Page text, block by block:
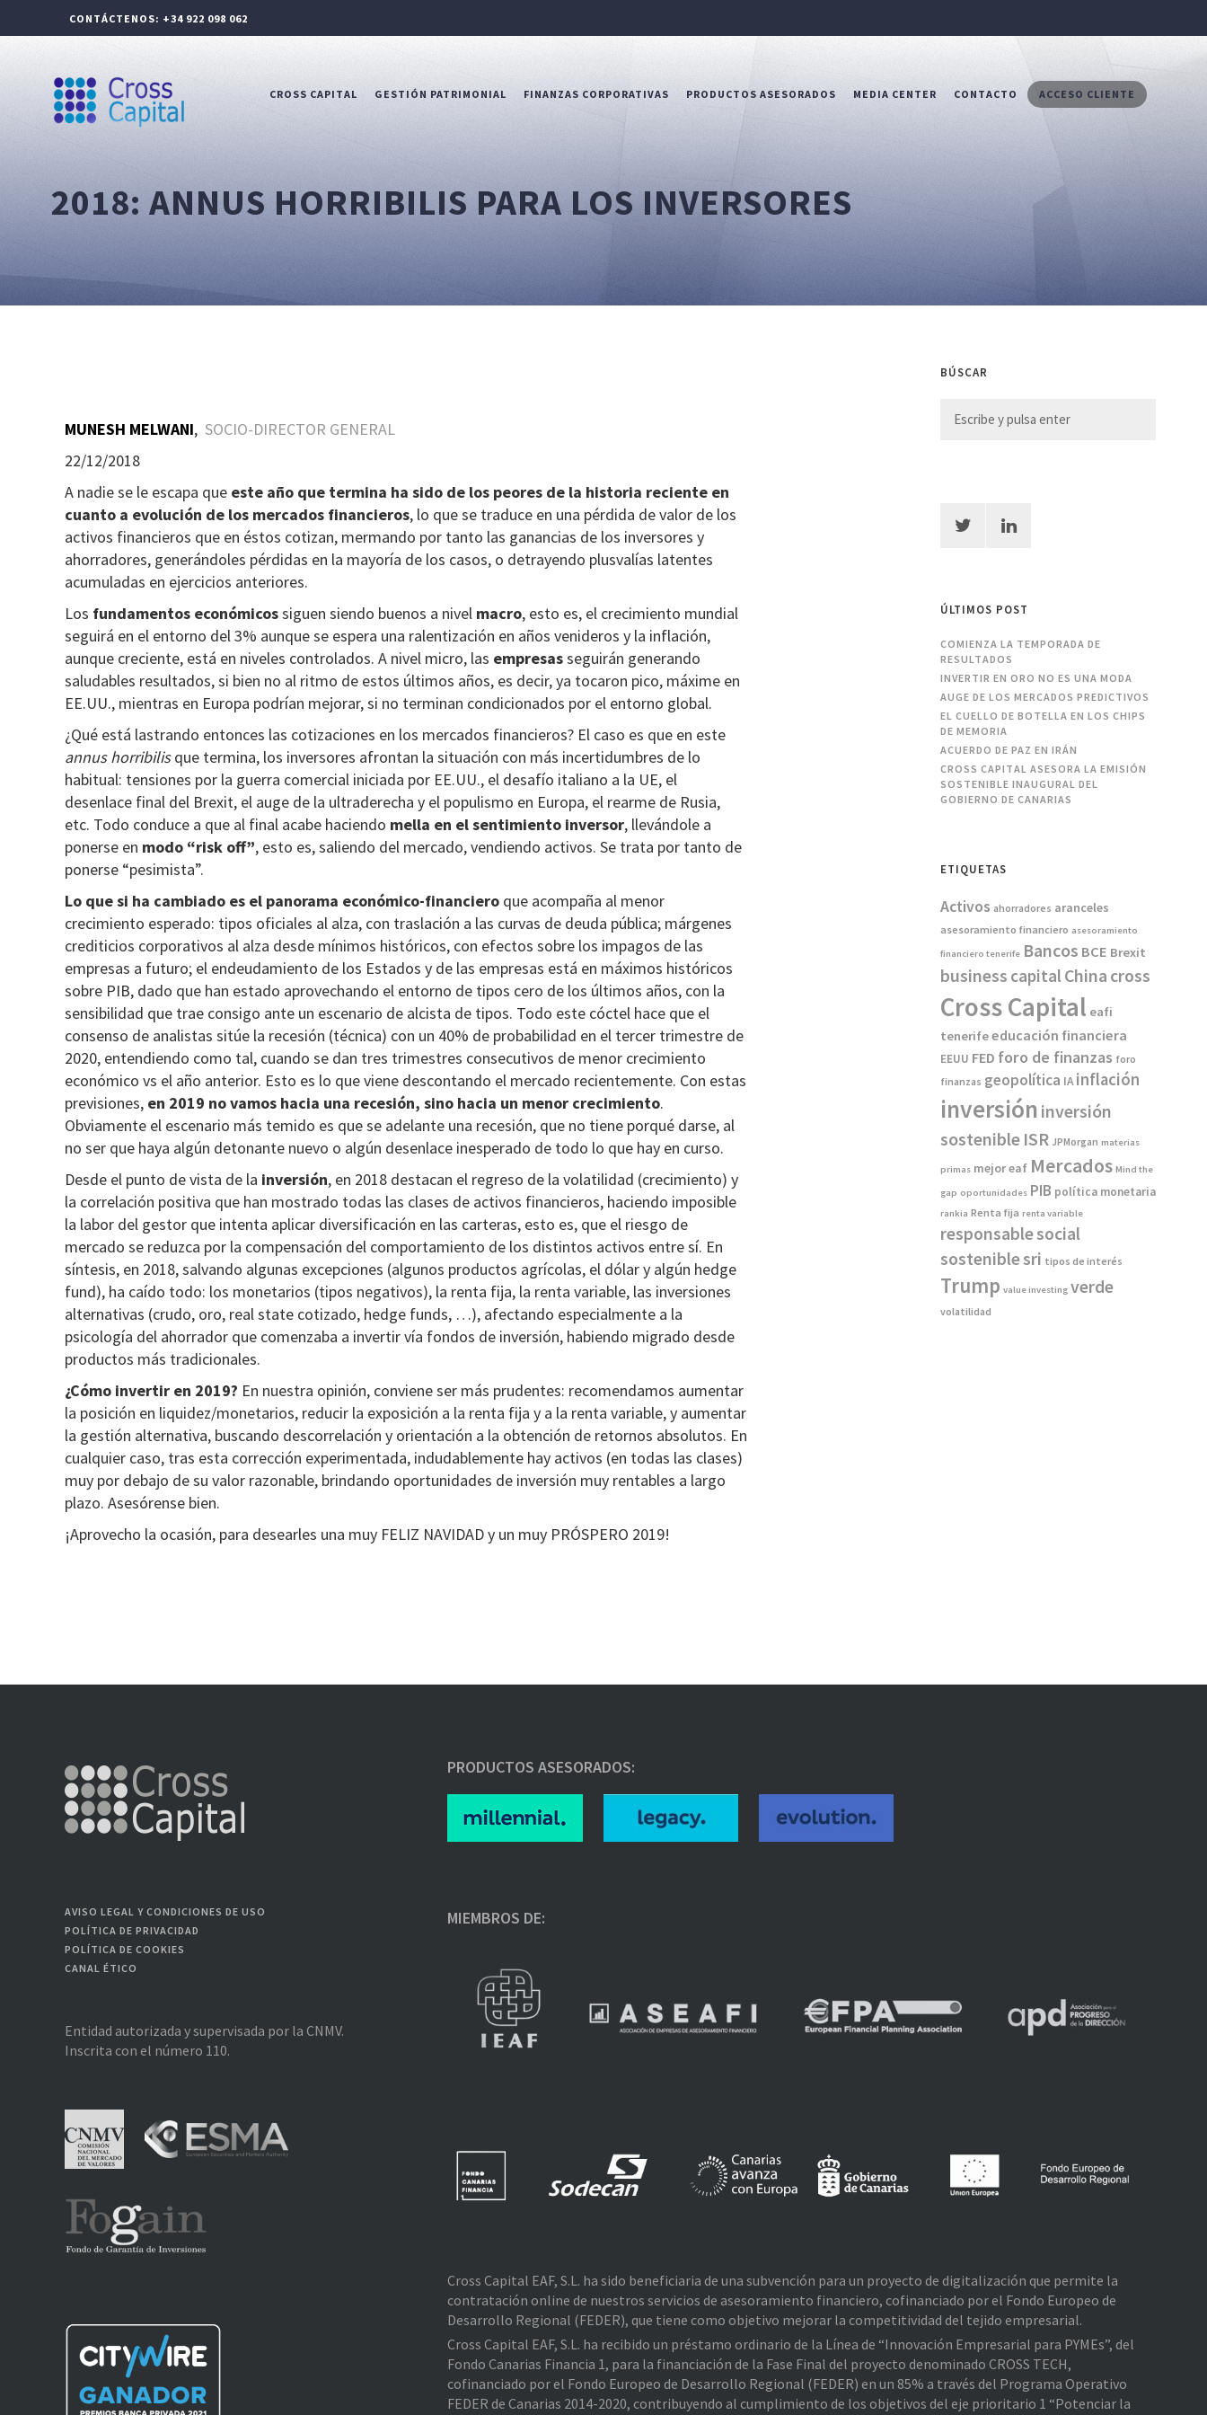
CONTÁCTENOS: +34 922 098 062
CROSS CAPITAL GESTIÓN PATRIMONIAL FINANZAS CORPORATIVAS PRODUCTOS ASESORADOS MEDIA CENTER CONTACTO ACCESO CLIENTE
2018: ANNUS HORRIBILIS PARA LOS INVERSORES
MUNESH MELWANI, SOCIO-DIRECTOR GENERAL
22/12/2018
A nadie se le escapa que este año que termina ha sido de los peores de la historia reciente en
cuanto a evolución de los mercados financieros, lo que se traduce en una pérdida de valor de los
activos financieros que en éstos cotizan, mermando por tanto las ganancias de los inversores y
ahorradores, generándoles pérdidas en la mayoría de los casos, o detrayendo plusvalías latentes
acumuladas en ejercicios anteriores.
Los fundamentos económicossiguen siendo buenos a nivel macro, esto es, el crecimiento mundial
seguirá en el entorno del 3% aunque se espera una ralentización en años venideros y la inflación,
aunque creciente, está en niveles controlados. A nivel micro, las empresasseguirán generando
saludables resultados, si bien no al ritmo de estos últimos años, es decir, ya tocaron pico, máxime en
EE.UU., mientras en Europa podrían mejorar, si no terminan condicionados por el entorno global.
¿Qué está lastrando entonces las cotizaciones en los mercados financieros? El caso es que en este
annus horribilisque termina, los inversores afrontan la situación con más incertidumbres de lo
habitual: tensiones por la guerra comercial iniciada por EE.UU., el desafío italiano a la UE, el
desenlace final del Brexit, el auge de la ultraderecha y el populismo en Europa, el rearme de Rusia,
etc. Todo conduce a que al final acabe haciendo mella en el sentimiento inversor, llevándole a
ponerse en modo “risk off”, esto es, saliendo del mercado, vendiendo activos. Se trata por tanto de
ponerse “pesimista”.
Lo quesi ha cambiado es el panorama económico-financiero que acompaña al menor
crecimiento esperado: tipos oficiales al alza, con traslación a las curvas de deuda pública; márgenes
crediticios corporativos al alza desde mínimos históricos, con efectos sobre los impagos de las
empresas a futuro; el endeudamiento de los Estados y de las empresas está en máximos históricos
sobre PIB, dado que han estado aprovechando el entorno de tipos cero de los últimos años, con la
sensibilidad que trae consigo ante un escenario de alcista de tipos. Todo este cóctel hace que el
consenso de analistas sitúe la recesión (técnica) con un 40% de probabilidad en el tercer trimestre de
2020, entendiendo como tal, cuando se dan tres trimestres consecutivos de menor crecimiento
económico vs el año anterior. Esto es lo que viene descontando el mercado recientemente. Con estas
previsiones, en 2019 no vamos hacia una recesión, sino hacia un menor crecimiento.
Obviamente el escenario más temido es que se adelante una recesión, que no tiene porqué darse, al
no ser que haya algún detonante nuevo o algún desenlace inesperado de todo lo que hay en curso.
Desde el punto de vista de la inversión, en 2018 destacan el regreso de la volatilidad (crecimiento) y
la correlación positiva que han mostrado todas las clases de activos financieros, haciendo imposible
la labor del gestor que intenta aplicar diversificación en las carteras, esto es, que el riesgo de
mercado se reduzca por la compensación del comportamiento de los distintos activos entre sí. En
síntesis, en 2018, salvando algunas excepciones (algunos productos agrícolas, el dólar y algún hedge
fund), ha caído todo: los monetarios (tipos negativos), la renta fija, la renta variable, las inversiones
alternativas (crudo, oro, real state cotizado, hedge funds, …), afectando especialmente a la
psicología del ahorrador que comenzaba a invertir vía fondos de inversión, habiendo migrado desde
productos más tradicionales.
¿Cómo invertir en 2019? En nuestra opinión, conviene ser más prudentes: recomendamos aumentar
la posición en liquidez/monetarios, reducir la exposición a la renta fija y a la renta variable, y aumentar
la gestión alternativa, buscando descorrelación y orientación a la obtención de retornos absolutos. En
cualquier caso, tras esta corrección experimentada, indudablemente hay activos (en todas las clases)
muy por debajo de su valor razonable, brindando oportunidades de inversión muy rentables a largo
plazo. Asesórense bien.
¡Aprovecho la ocasión, para desearles una muy FELIZ NAVIDAD y un muy PRÓSPERO 2019!
BÚSCAR
ÚLTIMOS POST
COMIENZA LA TEMPORADA DE
RESULTADOS
INVERTIR EN ORO NO ES UNA MODA
AUGE DE LOS MERCADOS PREDICTIVOS
EL CUELLO DE BOTELLA EN LOS CHIPS
DE MEMORIA
ACUERDO DE PAZ EN IRÁN
CROSS CAPITAL ASESORA LA EMISIÓN
SOSTENIBLE INAUGURAL DEL
GOBIERNO DE CANARIAS
ETIQUETAS
Activos ahorradores aranceles
asesoramiento financiero asesoramiento
financiero tenerife Bancos BCE Brexit
business capitalChina cross
Cross Capital eafi
tenerifeeducación financiera
EEUU FED foro de finanzas foro
finanzas geopolítica IA inflación
inversión inversión
sostenible ISR JPMorgan materias
primas mejor eaf Mercados Mind the
gap oportunidades PIB política monetaria
rankia Renta fija renta variable
responsablesocial
sosteniblesri tipos de interés
Trump value investing verde
volatilidad
AVISO LEGAL Y CONDICIONES DE USO
POLÍTICA DE PRIVACIDAD
POLÍTICA DE COOKIES
CANAL ÉTICO
Entidad autorizada y supervisada por la CNMV.
Inscrita con el número 110.
PRODUCTOS ASESORADOS:
MIEMBROS DE:
Cross Capital EAF, S.L. ha sido beneficiaria de una subvención para un proyecto de digitalización que permite la
contratación online de nuestros servicios de asesoramiento financiero, cofinanciado por el Fondo Europeo de
Desarrollo Regional (FEDER), que tiene como objetivo mejorar la competitividad del tejido empresarial.
Cross Capital EAF, S.L. ha recibido un préstamo ordinario de la Línea de “Innovación Empresarial para PYMEs”, del
Fondo Canarias Financia 1, para la financiación de la Fase Final del proyecto denominado CROSS TECH,
cofinanciado por el Fondo Europeo de Desarrollo Regional (FEDER) en un 85% a través del Programa Operativo
FEDER de Canarias 2014-2020, contribuyendo al cumplimiento de los objetivos del eje prioritario 1 “Potenciar la